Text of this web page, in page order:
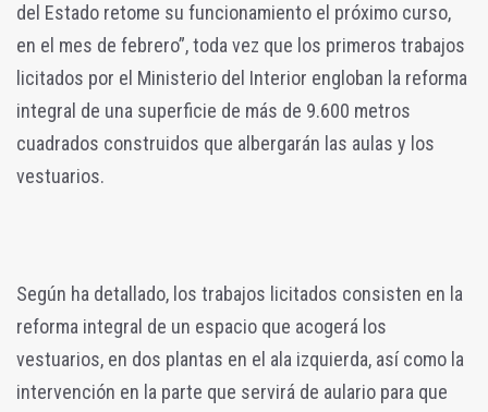
del Estado retome su funcionamiento el próximo curso,
en el mes de febrero”, toda vez que los primeros trabajos
licitados por el Ministerio del Interior engloban la reforma
integral de una superficie de más de 9.600 metros
cuadrados construidos que albergarán las aulas y los
vestuarios.
Según ha detallado, los trabajos licitados consisten en la
reforma integral de un espacio que acogerá los
vestuarios, en dos plantas en el ala izquierda, así como la
intervención en la parte que servirá de aulario para que